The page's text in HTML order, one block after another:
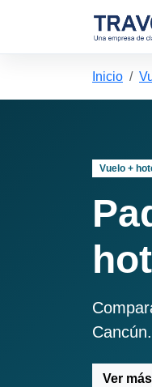
Inicio
Vuelo +
Cancún.
Ver